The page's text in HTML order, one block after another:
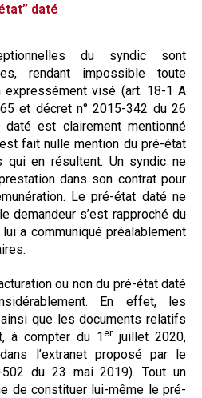
daté
du syndic sont
rendant impossible toute
expressément visé (art. 18-1 A
et décret n° 2015-342 du 26
est clairement mentionné
fait nulle mention du pré-état
qui en résultent. Un syndic ne
dans son contrat pour
Le pré-état daté ne
demandeur s’est rapproché du
a communiqué préalablement
ou non du pré-état daté
En effet, les
que les documents relatifs
à compter du 1er juillet 2020,
l’extranet proposé par le
du 23 mai 2019). Tout un
de constituer lui-même le pré-